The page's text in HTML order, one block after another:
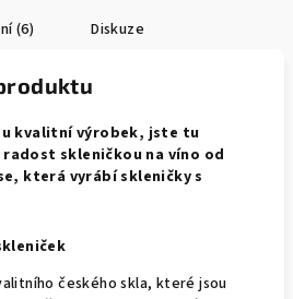
(6) Diskuze
kvalitní výrobek, jste tu
skleničkou na víno od
která vyrábí skleničky s
českého skla, které jsou